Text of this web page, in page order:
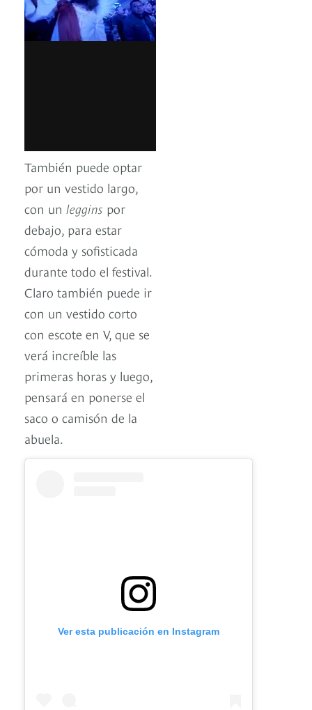
También puede optar
por un vestido largo,
con un leggins por
debajo, para estar
cómoda y sofisticada
durante todo el festival.
Claro también puede ir
con un vestido corto
con escote en V, que se
verá increíble las
primeras horas y luego,
pensará en ponerse el
saco o camisón de la
abuela.
Ver esta publicación en Instagram